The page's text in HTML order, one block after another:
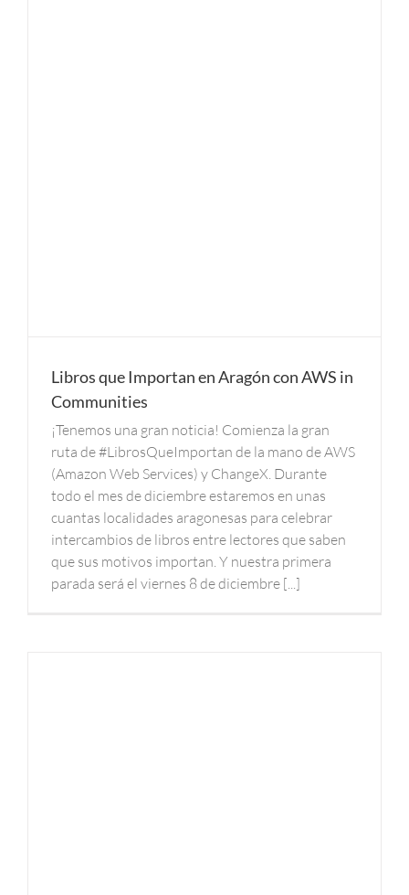
Libros que Importan en Aragón con AWS in
Communities
¡Tenemos una gran noticia! Comienza la gran
ruta de #LibrosQueImportan de la mano de AWS
(Amazon Web Services) y ChangeX. Durante
todo el mes de diciembre estaremos en unas
cuantas localidades aragonesas para celebrar
intercambios de libros entre lectores que saben
que sus motivos importan. Y nuestra primera
parada será el viernes 8 de diciembre [...]